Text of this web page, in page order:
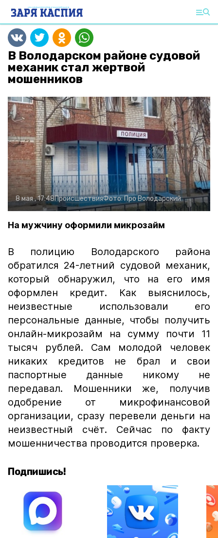
В Володарском районе судовой
механик стал жертвой
мошенников
8 мая , 17:48ПроисшествияФото:Про Володарский
На мужчину оформили микрозайм
В полицию Володарского района
обратился 24-летний судовой механик,
который обнаружил, что на его имя
оформлен кредит. Как выяснилось,
неизвестные использовали его
персональные данные, чтобы получить
онлайн-микрозайм на сумму почти 11
тысяч рублей. Сам молодой человек
никаких кредитов не брал и свои
паспортные данные никому не
передавал. Мошенники же, получив
одобрение от микрофинансовой
организации, сразу перевели деньги на
неизвестный счёт. Сейчас по факту
мошенничества проводится проверка.
Подпишись!